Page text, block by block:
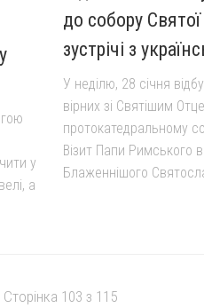
у
а
до собору
зустрічі з
У неділю, 28 січня
вірних зі Святішим
протокатедральному
Візит Папи Римського
Блаженнішого
Сторінка 103 з 115